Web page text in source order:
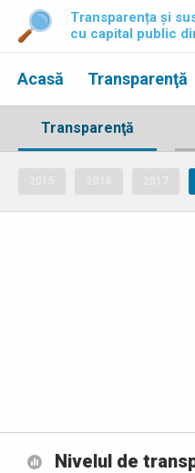
Transparența și
cu capital public
Acasă Transparenţă
Transparenţă
Nivelul de